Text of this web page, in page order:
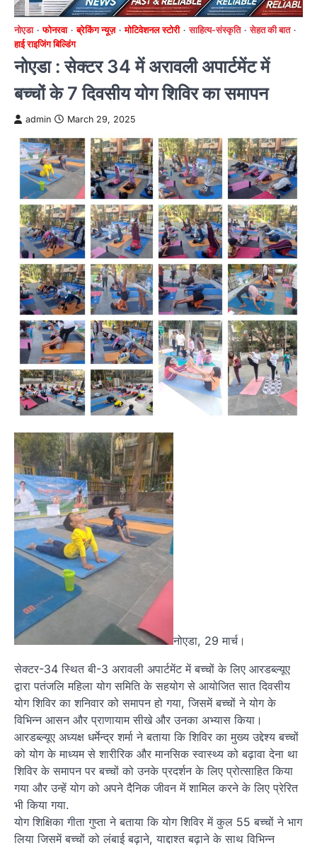
नोएडा फोनरवा ब्रेकिंग न्यूज़ मोटिवेशनल स्टोरी साहित्य-संस्कृति
सेहत की बात
हाई राइजिंग बिल्डिंग
नोएडा : सेक्टर 34 में अरावली अपार्टमेंट में
बच्चों के 7 दिवसीय योग शिविर का समापन
admin March 29, 2025
नोएडा, 29 मार्च।
सेक्टर-34 स्थित बी-3 अरावली अपार्टमेंट में बच्चों के लिए आरडब्ल्यूए
द्वारा पतंजलि महिला योग समिति के सहयोग से आयोजित सात दिवसीय
योग शिविर का शनिवार को समापन हो गया, जिसमें बच्चों ने योग के
विभिन्न आसन और प्राणायाम सीखे और उनका अभ्यास किया।
आरडब्ल्यूए अध्यक्ष धर्मेन्द्र शर्मा ने बताया कि शिविर का मुख्य उद्देश्य बच्चों
को योग के माध्यम से शारीरिक और मानसिक स्वास्थ्य को बढ़ावा देना था
शिविर के समापन पर बच्चों को उनके प्रदर्शन के लिए प्रोत्साहित किया
गया और उन्हें योग को अपने दैनिक जीवन में शामिल करने के लिए प्रेरित
भी किया गया.
योग शिक्षिका गीता गुप्ता ने बताया कि योग शिविर में कुल 55 बच्चों ने भाग
लिया जिसमें बच्चों को लंबाई बढ़ाने, याद्दाश्त बढ़ाने के साथ विभिन्न